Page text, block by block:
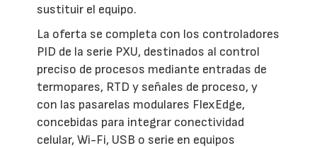
sustituir el equipo.
La oferta se completa con los controladores
PID de la serie PXU, destinados al control
preciso de procesos mediante entradas de
termopares, RTD y señales de proceso, y
con las pasarelas modulares FlexEdge,
concebidas para integrar conectividad
celular, Wi-Fi, USB o serie en equipos